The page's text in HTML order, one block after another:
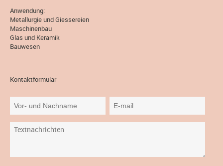
Anwendung:
Metallurgie und Giessereien
Maschinenbau
Glas und Keramik
Bauwesen
Kontaktformular